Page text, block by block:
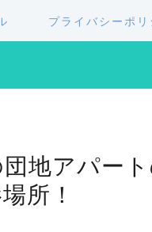
プライバシーポリ
地アパー
所！